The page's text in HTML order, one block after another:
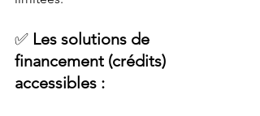
✅ Les solutions de
financement (crédits)
accessibles :